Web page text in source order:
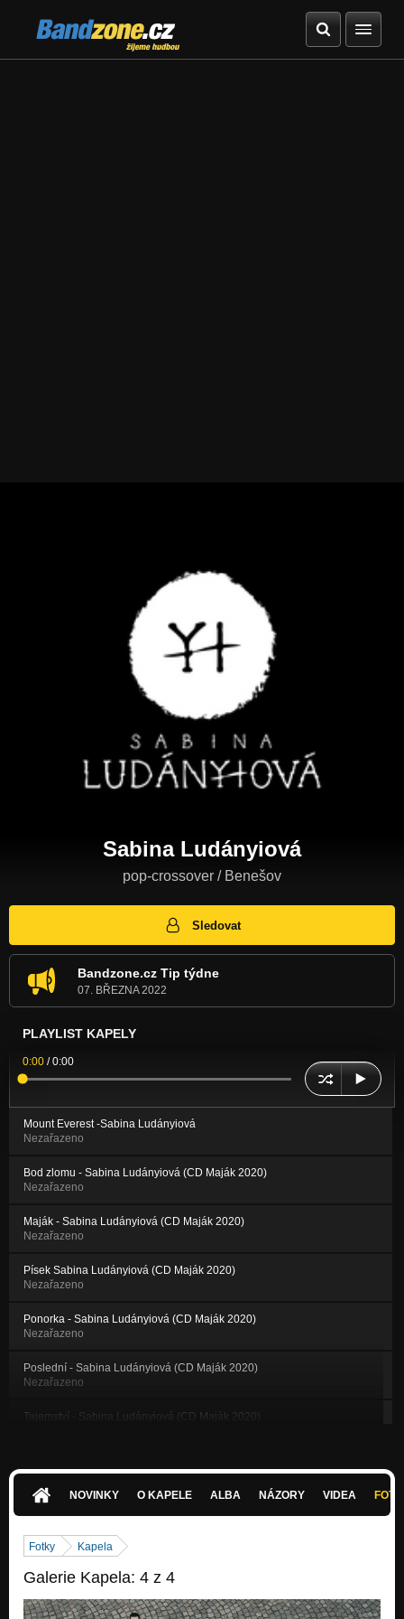
Bandzone.cz
žijeme hudbou
Sabina Ludányiová
pop-crossover / Benešov
Sledovat
Bandzone.cz Tip týdne
07. BŘEZNA 2022
PLAYLIST KAPELY
0:00 /0:00
Mount Everest -Sabina Ludányiová
Nezařazeno
Bod zlomu - Sabina Ludányiová (CD Maják 2020)
Nezařazeno
Maják - Sabina Ludányiová (CD Maják 2020)
Nezařazeno
Písek Sabina Ludányiová (CD Maják 2020)
Nezařazeno
Ponorka - Sabina Ludányiová (CD Maják 2020)
Nezařazeno
Poslední - Sabina Ludányiová (CD Maják 2020)
Nezařazeno
Tajemství - Sabina Ludányiová (CD Maják 2020)
Výbuch - Sabina Ludányiová (CD Maják 2020)
Nezařazeno
Ke dnu II - Sabina Ludányiová (CD Maják 2020)
NOVINKY O KAPELE ALBA NÁZORY VIDEA
Fotky Kapela
Galerie Kapela: 4 z 4